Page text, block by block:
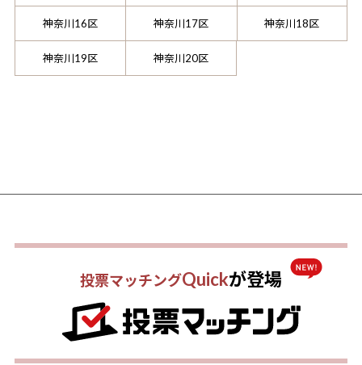
神奈川16区 神奈川17区 神奈川18区
神奈川19区 神奈川20区
投票マッチングQuickが登場